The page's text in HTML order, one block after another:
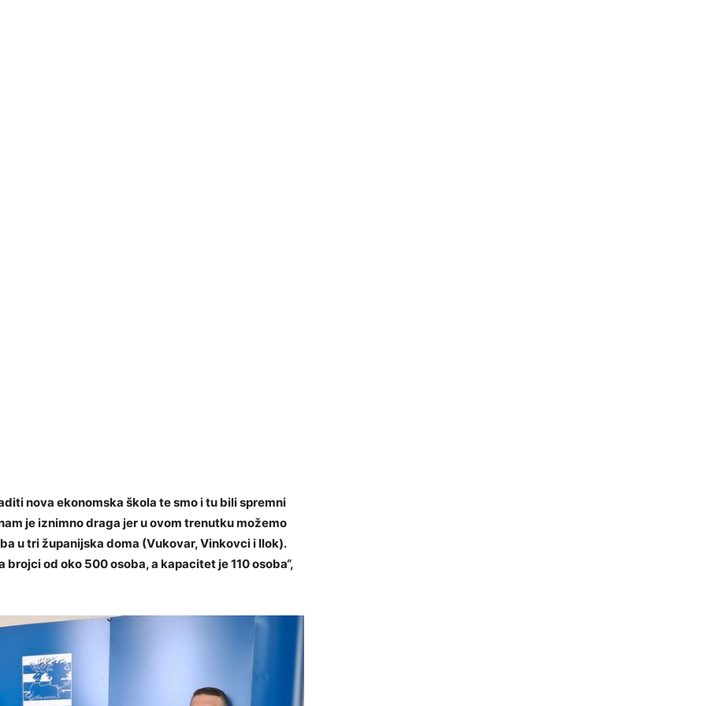
nova ekonomska škola te smo i tu bili spremni
je iznimno draga jer u ovom trenutku možemo
u tri županijska doma (Vukovar, Vinkovci i Ilok).
od oko 500 osoba, a kapacitet je 110 osoba“,